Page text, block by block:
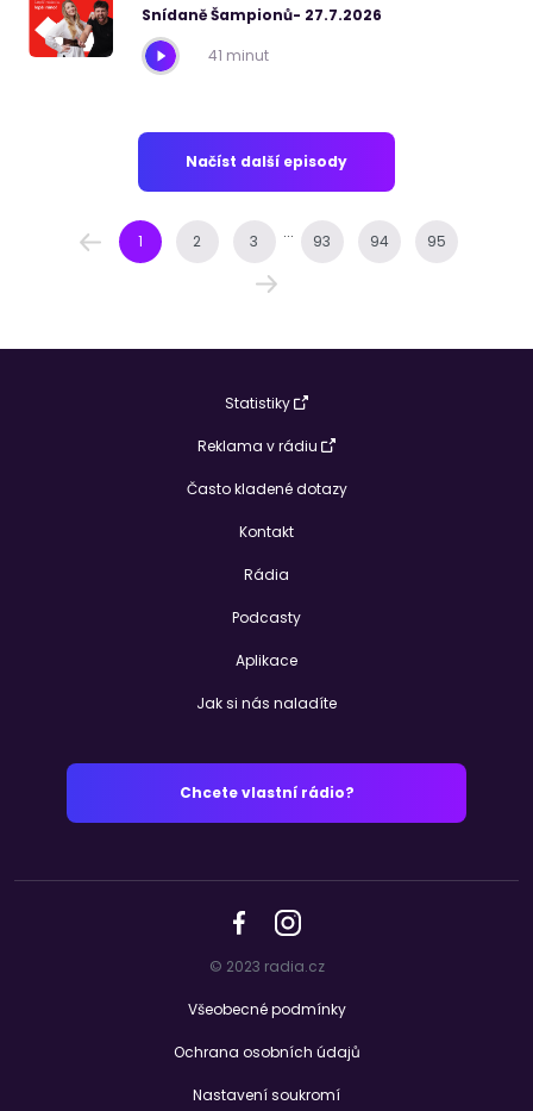
Snídaně Šampionů- 27.7.2026
41 minut
Načíst další episody
1 2 3 ... 93 94 95
Statistiky
Reklama v rádiu
Často kladené dotazy
Kontakt
Rádia
Podcasty
Aplikace
Jak si nás naladíte
Chcete vlastní rádio?
© 2023 radia.cz
Všeobecné podmínky
Ochrana osobních údajů
Nastavení soukromí